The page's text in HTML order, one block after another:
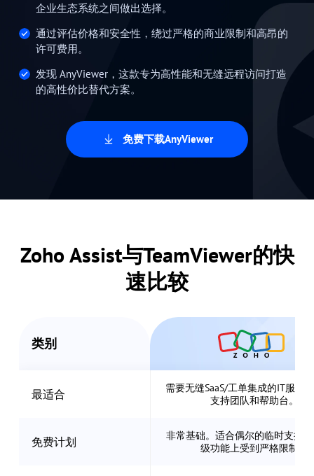
企业生态系统之间做出选择。
通过评估价格和安全性，绕过严格的商业限制和高昂的
许可费用。
发现 AnyViewer，这款专为高性能和无缝远程访问打造
的高性价比替代方案。
免费下载AnyViewer
Zoho Assist与TeamViewer的快
速比较
类别
最适合
需要无缝SaaS/工单集成的IT服务
支持团队和帮助台。
免费计划
非常基础。适合偶尔的临时支持
级功能上受到严格限制。